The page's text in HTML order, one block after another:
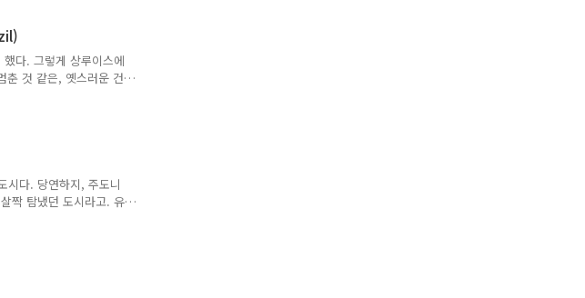
다. 그렇게 상루이스에
춘 것 같은, 옛스러운 건
런 느낌의 곳이라고. 배
을 내려놓고 언덕 너머
아저씨가 반갑게 맞아..
다. 당연하지, 주도니
짝 탐냈던 도시라고. 유럽
지인 센트로 히스토리코
을 기웃거렸다. 여행객